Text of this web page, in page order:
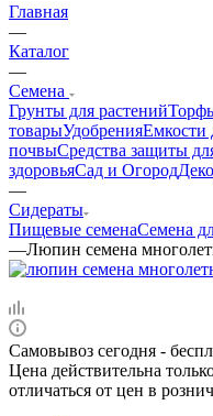
Главная
—
Каталог
—
Семена
Грунты для растений
товарыУдобренияЕмкости
почвыСредства защиты
здоровьяСад и Огород
—
Сидераты
Пищевые семенаСемена
—Люпин семена
Самовывоз сегодня -
Цена действительна
отличаться от цен в